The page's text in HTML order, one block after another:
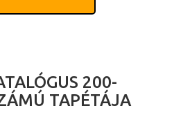
200-
TAPÉTÁJA